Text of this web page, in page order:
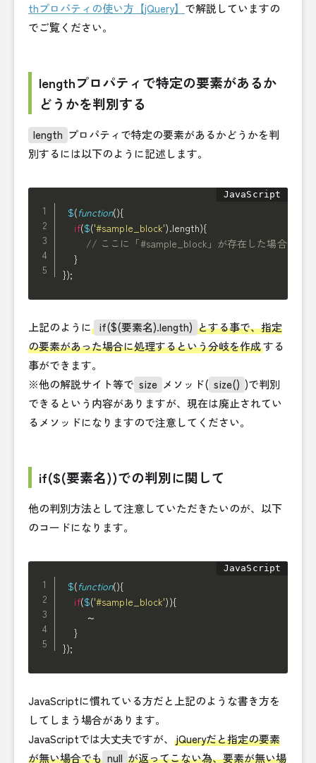
thプロパティの使い方【jQuery】 で解説していますの
でご覧ください。
lengthプロパティで特定の要素があるか
どうかを判別する
length プロパティで特定の要素があるかどうかを判
別するには以下のように記述します。
$(function(){
if($('#sample_block').length){
// ここに「#sample_block」が存在した場合の処
}
});
上記のように if($(要素名).length) とする事で、指定
の要素があった場合に処理するという分岐を作成する
事ができます。
※他の解説サイト等で size メソッド( size() )で判別
できるという内容がありますが、現在は廃止されてい
るメソッドになりますので注意してください。
if($(要素名))での判別に関して
他の判別方法として注意していただきたいのが、以下
のコードになります。
$(function(){
if($('#sample_block')){
        ～
}
});
JavaScriptに慣れている方だと上記のような書き方を
してしまう場合があります。
JavaScriptでは大丈夫ですが、
jQueryだと指定の要素
が無い場合でも null が返ってこない為、要素が無い場